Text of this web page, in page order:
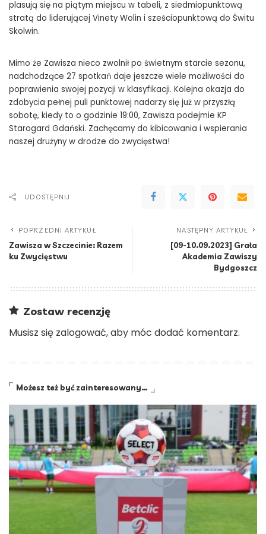
plasują się na piątym miejscu w tabeli, z siedmiopunktową
stratą do liderującej Vinety Wolin i sześciopunktową do Świtu
Skolwin.
Mimo że Zawisza nieco zwolnił po świetnym starcie sezonu,
nadchodzące 27 spotkań daje jeszcze wiele możliwości do
poprawienia swojej pozycji w klasyfikacji. Kolejna okazja do
zdobycia pełnej puli punktowej nadarzy się już w przyszłą
sobotę, kiedy to o godzinie 19:00, Zawisza podejmie KP
Starogard Gdański. Zachęcamy do kibicowania i wspierania
naszej drużyny w drodze do zwycięstwa!
UDOSTĘPNIJ
POPRZEDNI ARTYKUŁ
Zawisza w Szczecinie: Razem
ku Zwycięstwu
NASTĘPNY ARTYKUŁ
[09-10.09.2023] Grała
Akademia Zawiszy
Bydgoszcz
Zostaw recenzję
Musisz się zalogować, aby móc dodać komentarz.
Możesz też być zainteresowany…